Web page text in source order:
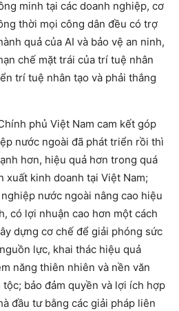
minh tại các doanh nghiệp, cơ
thời mọi công dân đều có trợ
quả của AI và bảo vệ an ninh,
chế mặt trái của trí tuệ nhân
trí tuệ nhân tạo và phải thắng
phủ Việt Nam cam kết góp
nước ngoài đã phát triển rồi thì
hơn, hiệu quả hơn trong quá
xuất kinh doanh tại Việt Nam;
nước ngoài nâng cao hiệu
có lợi nhuận cao hơn một cách
dựng cơ chế để giải phóng sức
lực, khai thác hiệu quả
năng thiên nhiên và nền văn
tộc; bảo đảm quyền và lợi ích hợp
đầu tư bằng các giải pháp liên